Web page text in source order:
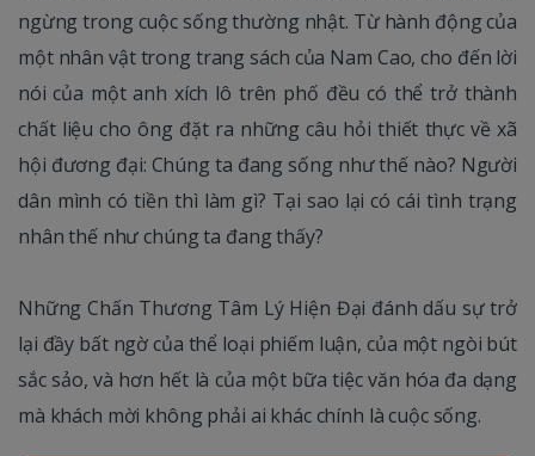
ngừng trong cuộc sống thường nhật. Từ hành động của
một nhân vật trong trang sách của Nam Cao, cho đến lời
nói của một anh xích lô trên phố đều có thể trở thành
chất liệu cho ông đặt ra những câu hỏi thiết thực về xã
hội đương đại: Chúng ta đang sống như thế nào? Người
dân mình có tiền thì làm gì? Tại sao lại có cái tình trạng
nhân thế như chúng ta đang thấy?
Những Chấn Thương Tâm Lý Hiện Đại đánh dấu sự trở
lại đầy bất ngờ của thể loại phiếm luận, của một ngòi bút
sắc sảo, và hơn hết là của một bữa tiệc văn hóa đa dạng
mà khách mời không phải ai khác chính là cuộc sống.